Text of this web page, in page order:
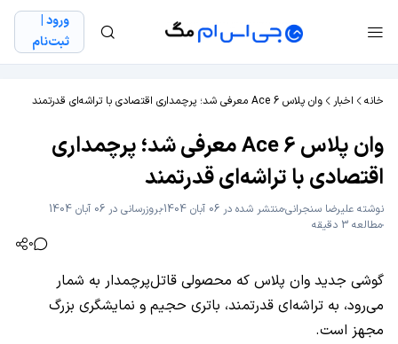
ورود |
ثبت‌نام
خانه اخبار وان پلاس Ace 6 معرفی شد؛‌ پرچمداری اقتصادی با تراشه‌ای قدرتمند
وان پلاس Ace 6 معرفی شد؛‌ پرچمداری
اقتصادی با تراشه‌ای قدرتمند
نوشته علیرضا سنجرانیمنتشر شده در 06 آبان 1404
بروزرسانی در 06 آبان 1404
مطالعه 3 دقیقه
0
گوشی جدید وان پلاس که محصولی قاتل‌پرچمدار به شمار
می‌رود، به تراشه‌ای قدرتمند، باتری حجیم و نمایشگری بزرگ
مجهز است.